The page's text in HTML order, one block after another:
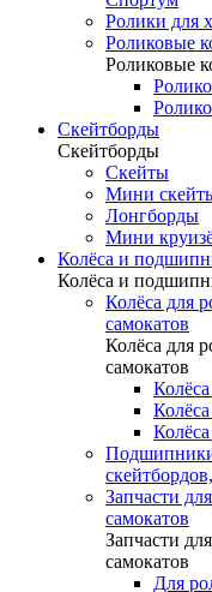
Ролики для
Роликовые
Роликовые
Скейтборды
Скейтборды
Скейты
Мини
Лонгборды
Мини
Колёса и
Колёса и
Колёса для
самокатов
Колёса для
самокатов
Подшипники
Запчасти
самокатов
Запчасти
самокатов
Для